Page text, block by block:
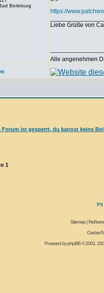
Berleburg
https://
Liebe Grüße von
Alle angenehmen
1
Sitemap|
Powered byphpBB© 2001,